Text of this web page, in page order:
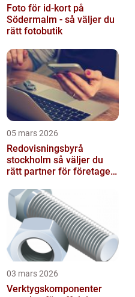
Foto för id-kort på
Södermalm - så väljer du
rätt fotobutik
05 mars 2026
Redovisningsbyrå
stockholm så väljer du
rätt partner för företagets
03 mars 2026
Verktygskomponenter